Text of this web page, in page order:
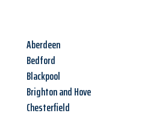
Aberdeen
Bedford
Blackpool
Brighton and Hove
Chesterfield